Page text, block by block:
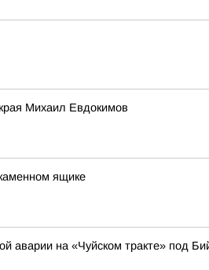
Михаил Евдокимов
ящике
аварии на «Чуйском тракте» под